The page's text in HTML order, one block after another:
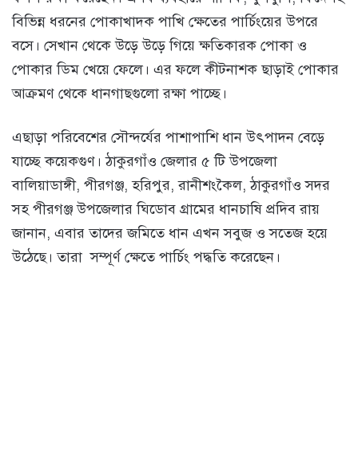
বিভিন্ন ধরনের পোকাখাদক পাখি ক্ষেতের পার্চিংয়ের উপরে
বসে। সেখান থেকে উড়ে উড়ে গিয়ে ক্ষতিকারক পোকা ও
পোকার ডিম খেয়ে ফেলে। এর ফলে কীটনাশক ছাড়াই পোকার
আক্রমণ থেকে ধানগাছগুলো রক্ষা পাচ্ছে।
এছাড়া পরিবেশের সৌন্দর্যের পাশাপাশি ধান উৎপাদন বেড়ে
যাচ্ছে কয়েকগুণ। ঠাকুরগাঁও জেলার ৫ টি উপজেলা
বালিয়াডাঙ্গী, পীরগঞ্জ, হরিপুর, রানীশংকৈল, ঠাকুরগাঁও সদর
সহ পীরগঞ্জ উপজেলার ঘিডোব গ্রামের ধানচাষি প্রদিব রায়
জানান, এবার তাদের জমিতে ধান এখন সবুজ ও সতেজ হয়ে
উঠেছে। তারা সম্পূর্ণ ক্ষেতে পার্চিং পদ্ধতি করেছেন।